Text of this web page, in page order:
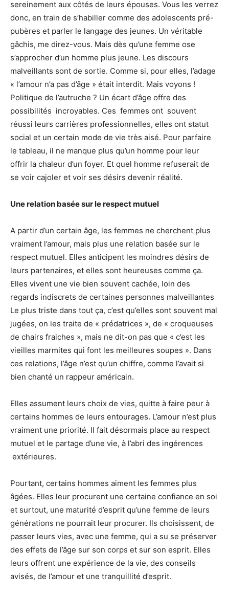
sereinement aux côtés de leurs épouses. Vous les verrez
donc, en train de s’habiller comme des adolescents pré-
pubères et parler le langage des jeunes. Un véritable
gâchis, me direz-vous. Mais dès qu’une femme ose
s’approcher d’un homme plus jeune. Les discours
malveillants sont de sortie. Comme si, pour elles, l’adage
« l’amour n’a pas d’âge » était interdit. Mais voyons !
Politique de l’autruche ? Un écart d’âge offre des
possibilités incroyables. Ces femmes ont souvent
réussi leurs carrières professionnelles, elles ont statut
social et un certain mode de vie très aisé. Pour parfaire
le tableau, il ne manque plus qu’un homme pour leur
offrir la chaleur d’un foyer. Et quel homme refuserait de
se voir cajoler et voir ses désirs devenir réalité.
Une relation basée sur le respect mutuel
A partir d’un certain âge, les femmes ne cherchent plus
vraiment l’amour, mais plus une relation basée sur le
respect mutuel. Elles anticipent les moindres désirs de
leurs partenaires, et elles sont heureuses comme ça.
Elles vivent une vie bien souvent cachée, loin des
regards indiscrets de certaines personnes malveillantes
Le plus triste dans tout ça, c’est qu’elles sont souvent mal
jugées, on les traite de « prédatrices », de « croqueuses
de chairs fraiches », mais ne dit-on pas que « c’est les
vieilles marmites qui font les meilleures soupes ». Dans
ces relations, l’âge n’est qu’un chiffre, comme l’avait si
bien chanté un rappeur américain.
Elles assument leurs choix de vies, quitte à faire peur à
certains hommes de leurs entourages. L’amour n’est plus
vraiment une priorité. Il fait désormais place au respect
mutuel et le partage d’une vie, à l’abri des ingérences
extérieures.
Pourtant, certains hommes aiment les femmes plus
âgées. Elles leur procurent une certaine confiance en soi
et surtout, une maturité d’esprit qu’une femme de leurs
générations ne pourrait leur procurer. Ils choisissent, de
passer leurs vies, avec une femme, qui a su se préserver
des effets de l’âge sur son corps et sur son esprit. Elles
leurs offrent une expérience de la vie, des conseils
avisés, de l’amour et une tranquillité d’esprit.